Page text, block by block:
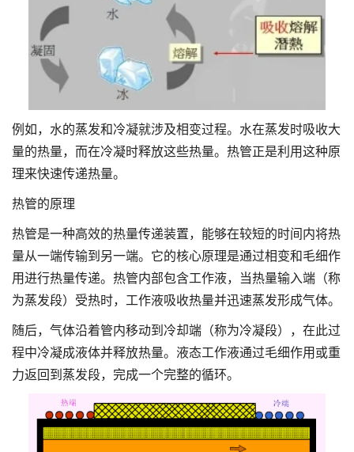
例如，水的蒸发和冷凝就涉及相变过程。水在蒸发时吸收大
量的热量，而在冷凝时释放这些热量。热管正是利用这种原
理来快速传递热量。
热管的原理
热管是一种高效的热量传递装置，能够在较短的时间内将热
量从一端传输到另一端。它的核心原理是通过相变和毛细作
用进行热量传递。热管内部包含工作液，当热量输入端（称
为蒸发段）受热时，工作液吸收热量并迅速蒸发形成气体。
随后，气体沿着管内移动到冷却端（称为冷凝段），在此过
程中冷凝成液体并释放热量。液态工作液通过毛细作用或重
力返回到蒸发段，完成一个完整的循环。